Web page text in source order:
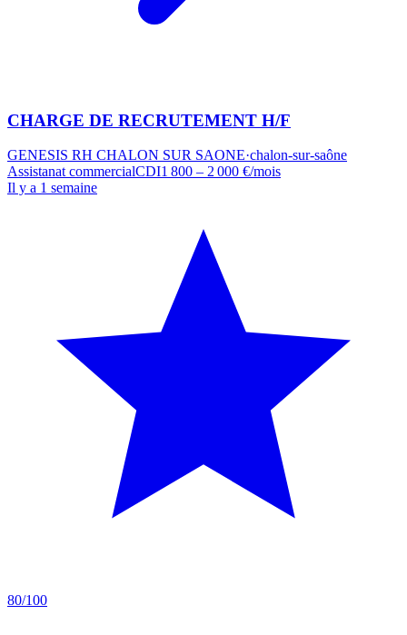
CHARGE DE RECRUTEMENT H/F
GENESIS RH CHALON SUR SAONE·chalon-sur-saône
Assistanat commercialCDI1 800 – 2 000 €/mois
Il y a 1 semaine
80/100